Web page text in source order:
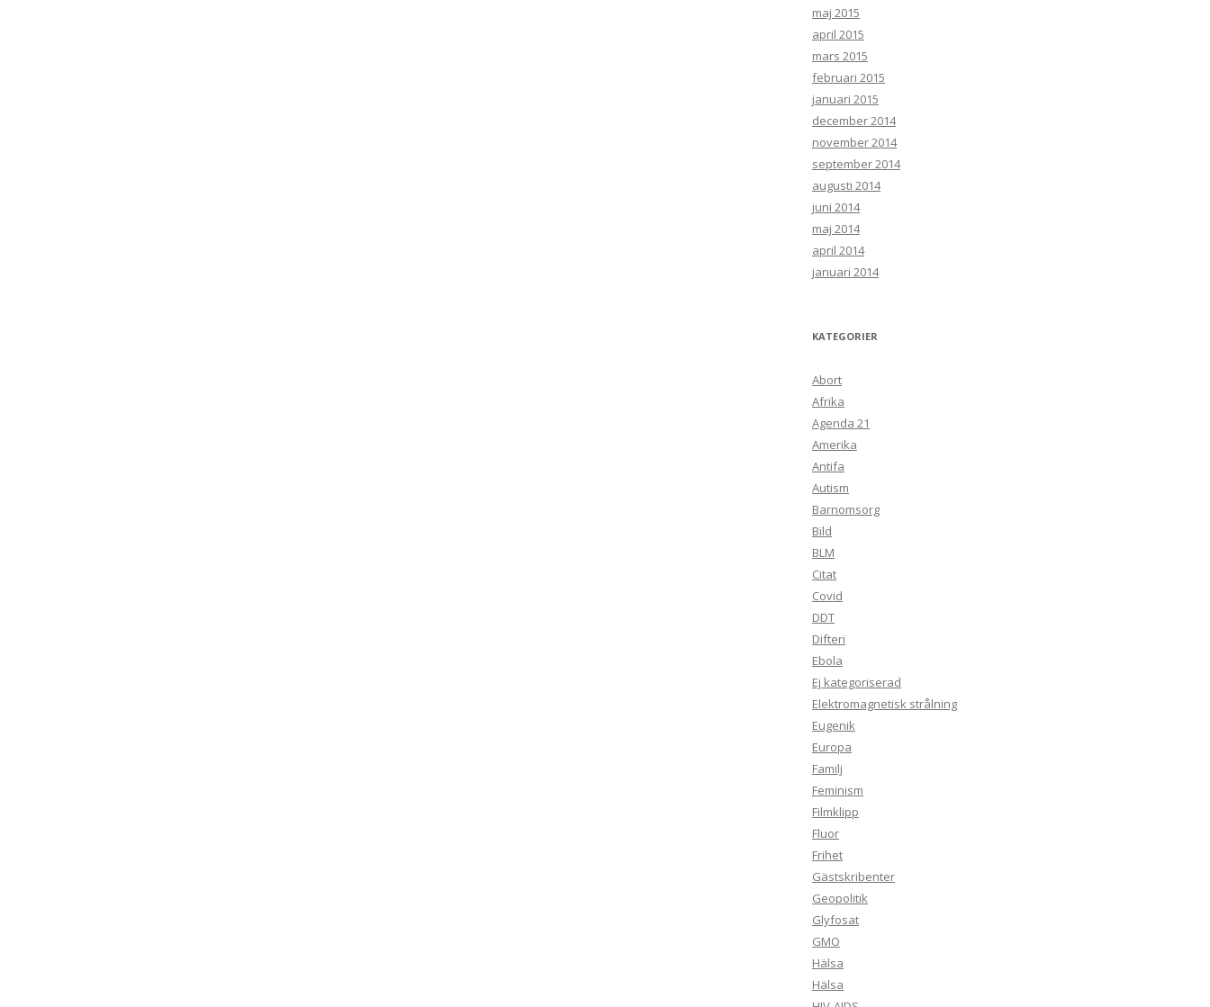
maj 2015
april 2015
mars 2015
februari 2015
januari 2015
december 2014
november 2014
september 2014
augusti 2014
juni 2014
maj 2014
april 2014
januari 2014
KATEGORIER
Abort
Afrika
Agenda 21
Amerika
Antifa
Autism
Barnomsorg
Bild
BLM
Citat
Covid
DDT
Difteri
Ebola
Ej kategoriserad
Elektromagnetisk strålning
Eugenik
Europa
Familj
Feminism
Filmklipp
Fluor
Frihet
Gästskribenter
Geopolitik
Glyfosat
GMO
Hälsa
Hälsa